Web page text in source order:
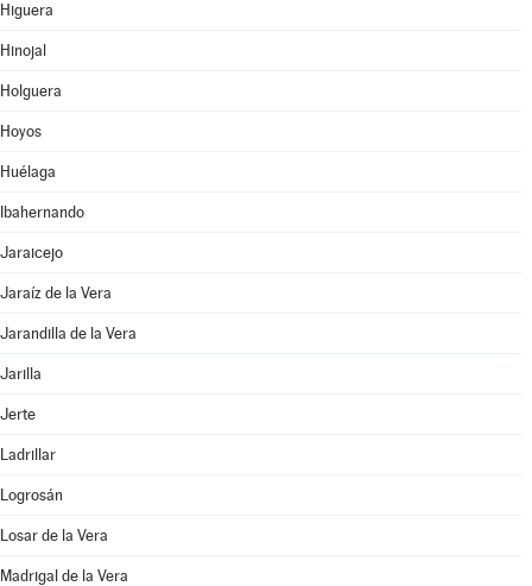
Higuera
Hinojal
Holguera
Hoyos
Huélaga
Ibahernando
Jaraicejo
Jaraíz de la Vera
Jarandilla de la Vera
Jarilla
Jerte
Ladrillar
Logrosán
Losar de la Vera
Madrigal de la Vera